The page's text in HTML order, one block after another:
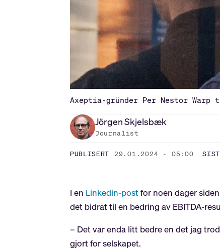
Axeptia-gründer Per Nestor
JörgenSkjelsbæk
Journalist
PUBLISERT 29.01.2024 - 05:00 SIST
I en Linkedin-postfor noen dager
det bidrat til en bedring av EBITDA-
– Det var enda litt bedre en det jag
gjort for selskapet.